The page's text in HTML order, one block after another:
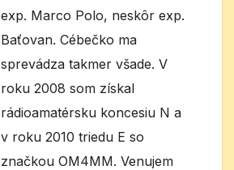
exp. Marco Polo, neskôr exp.
Baťovan. Cébečko ma
sprevádza takmer všade. V
roku 2008 som získal
rádioamatérsku koncesiu N a
v roku 2010 triedu E so
značkou OM4MM. Venujem